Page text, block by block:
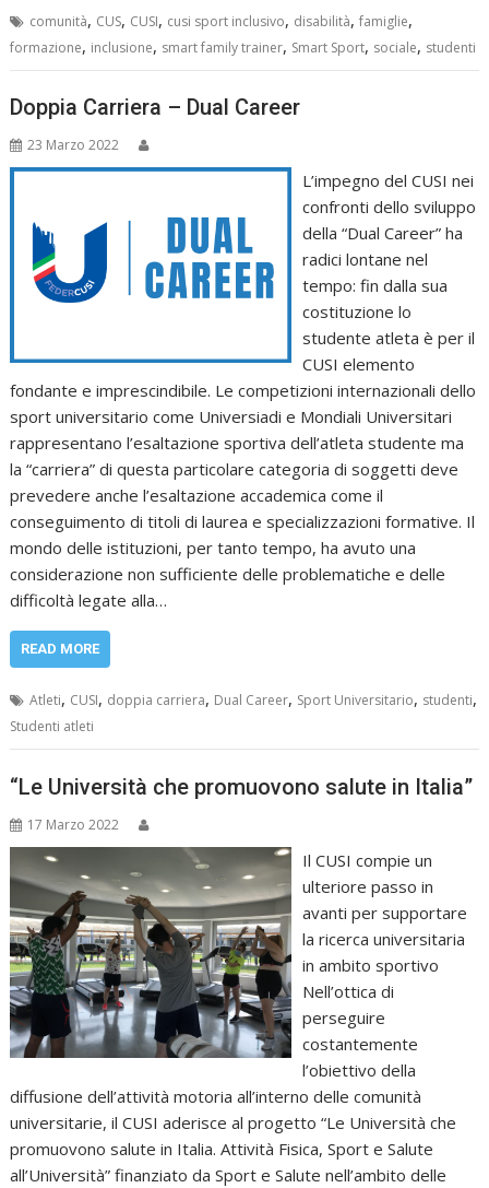
comunità, CUS, CUSI, cusi sport inclusivo, disabilità,famiglie,
formazione, inclusione, smart family trainer, Smart Sport, sociale, studenti
Doppia Carriera – Dual Career
23 Marzo 2022
L’impegno del CUSI nei
confronti dello sviluppo
della “Dual Career” ha
radici lontane nel
tempo: fin dalla sua
costituzione lo
studente atleta è per il
CUSI elemento
fondante e imprescindibile. Le competizioni internazionali dello
sport universitario come Universiadi e Mondiali Universitari
rappresentano l’esaltazione sportiva dell’atleta studente ma
la “carriera” di questa particolare categoria di soggetti deve
prevedere anche l’esaltazione accademica come il
conseguimento di titoli di laurea e specializzazioni formative. Il
mondo delle istituzioni, per tanto tempo, ha avuto una
considerazione non sufficiente delle problematiche e delle
difficoltà legate alla…
READ MORE
Atleti, CUSI, doppia carriera, Dual Career, Sport Universitario, studenti,
Studenti atleti
“Le Università che promuovono salute in Italia”
17 Marzo 2022
Il CUSI compie un
ulteriore passo in
avanti per supportare
la ricerca universitaria
in ambito sportivo
Nell’ottica di
perseguire
costantemente
l’obiettivo della
diffusione dell’attività motoria all’interno delle comunità
universitarie, il CUSI aderisce al progetto “Le Università che
promuovono salute in Italia. Attività Fisica, Sport e Salute
all’Università” finanziato da Sport e Salute nell’ambito delle